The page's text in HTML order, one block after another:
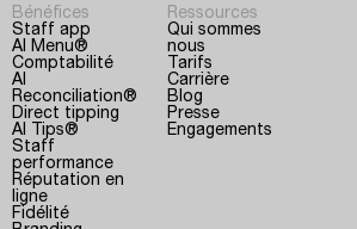
Bénéfices
Staff app
AI Menu®
Comptabilité
AI
Reconciliation®
Direct tipping
AI Tips®
Staff
performance
Réputation en
ligne
Fidélité
Ressources
Qui sommes
nous
Tarifs
Carrière
Blog
Presse
Engagements